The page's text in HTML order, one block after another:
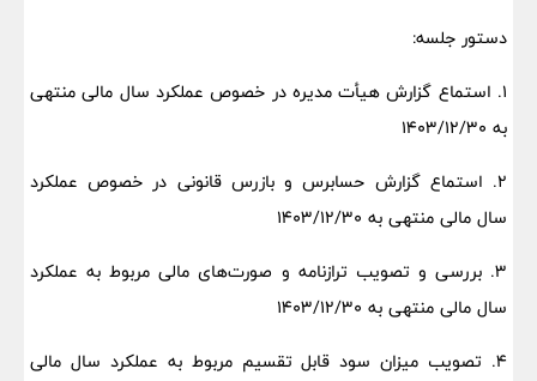
دستور جلسه:
1. استماع گزارش هیأت مدیره در خصوص عملکرد سال مالی منتهی
به 1403/12/30
2. استماع گزارش حسابرس و بازرس قانونی در خصوص عملکرد
سال مالی منتهی به 1403/12/30
3. بررسی و تصویب ترازنامه و صورت‌های مالی مربوط به عملکرد
سال مالی منتهی به 1403/12/30
4. تصویب میزان سود قابل تقسیم مربوط به عملکرد سال مالی